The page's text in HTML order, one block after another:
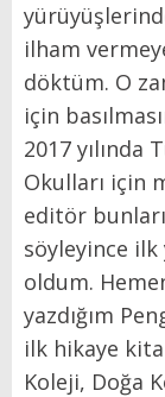
ilham
döktüm. O
için
2017 yılında
Okulları için
editör
söyleyince ilk
oldum.
yazdığım
ilk hikaye
Koleji, Doğa